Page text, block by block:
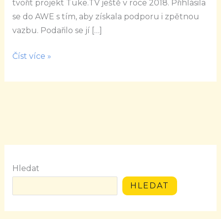
tvořit projekt Tuke.TV ještě v roce 2018. Přihlásila
se do AWE s tím, aby získala podporu i zpětnou
vazbu. Podařilo se jí […]
kultuře,
česko-
vztazích!”
Číst více »
Hledat
HLEDAT